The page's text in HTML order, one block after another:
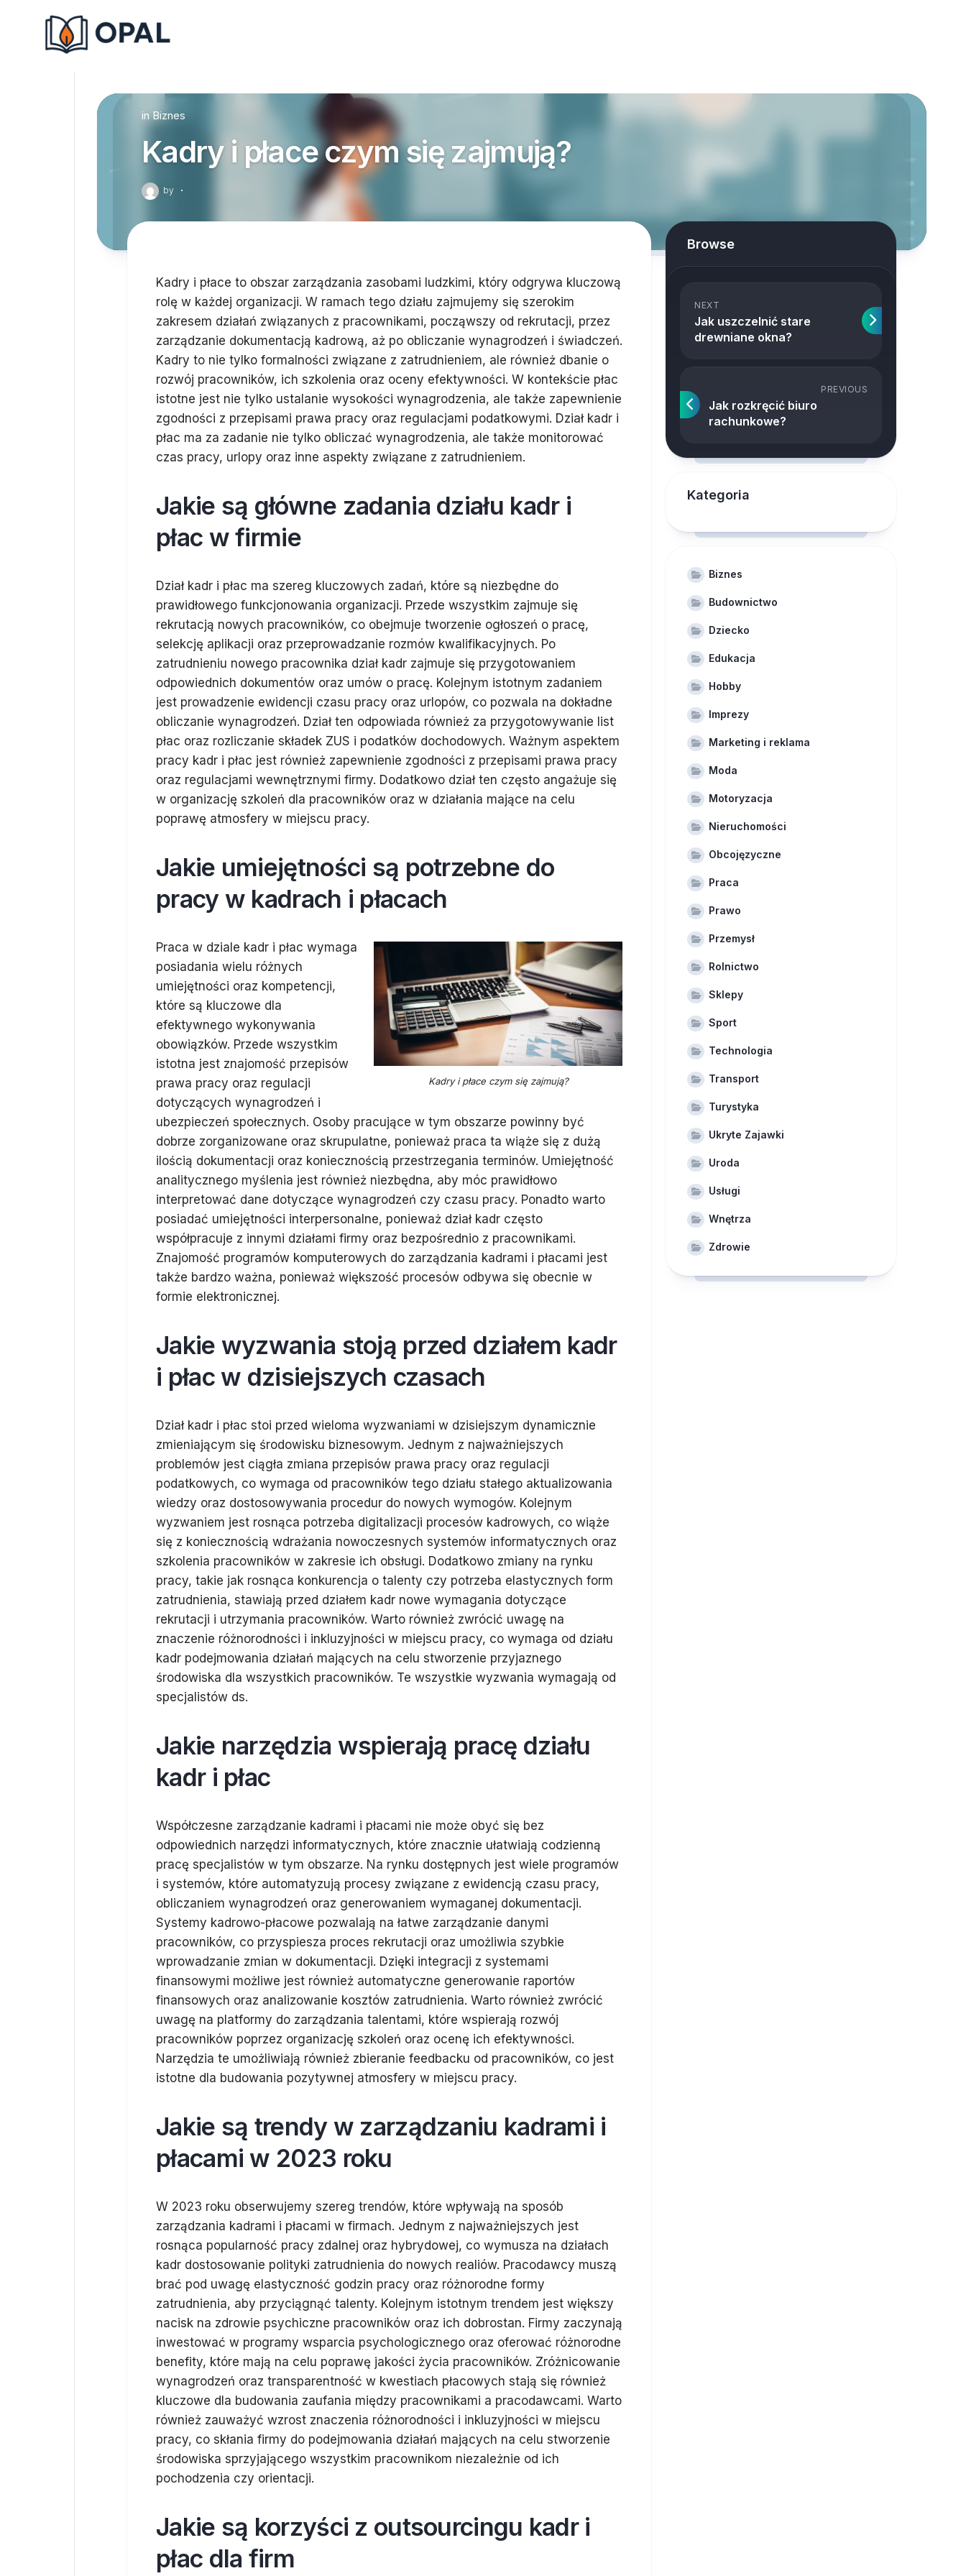
inBiznes
Kadry i płace czym się zajmują?
by ·
Kadry i płace to obszar zarządzania zasobami ludzkimi, który odgrywa kluczową
rolę w każdej organizacji. W ramach tego działu zajmujemy się szerokim
zakresem działań związanych z pracownikami, począwszy od rekrutacji, przez
zarządzanie dokumentacją kadrową, aż po obliczanie wynagrodzeń i świadczeń.
Kadry to nie tylko formalności związane z zatrudnieniem, ale również dbanie o
rozwój pracowników, ich szkolenia oraz oceny efektywności. W kontekście płac
istotne jest nie tylko ustalanie wysokości wynagrodzenia, ale także zapewnienie
zgodności z przepisami prawa pracy oraz regulacjami podatkowymi. Dział kadr i
płac ma za zadanie nie tylko obliczać wynagrodzenia, ale także monitorować
czas pracy, urlopy oraz inne aspekty związane z zatrudnieniem.
Jakie są główne zadania działu kadr i
płac w firmie
Dział kadr i płac ma szereg kluczowych zadań, które są niezbędne do
prawidłowego funkcjonowania organizacji. Przede wszystkim zajmuje się
rekrutacją nowych pracowników, co obejmuje tworzenie ogłoszeń o pracę,
selekcję aplikacji oraz przeprowadzanie rozmów kwalifikacyjnych. Po
zatrudnieniu nowego pracownika dział kadr zajmuje się przygotowaniem
odpowiednich dokumentów oraz umów o pracę. Kolejnym istotnym zadaniem
jest prowadzenie ewidencji czasu pracy oraz urlopów, co pozwala na dokładne
obliczanie wynagrodzeń. Dział ten odpowiada również za przygotowywanie list
płac oraz rozliczanie składek ZUS i podatków dochodowych. Ważnym aspektem
pracy kadr i płac jest również zapewnienie zgodności z przepisami prawa pracy
oraz regulacjami wewnętrznymi firmy. Dodatkowo dział ten często angażuje się
w organizację szkoleń dla pracowników oraz w działania mające na celu
poprawę atmosfery w miejscu pracy.
Jakie umiejętności są potrzebne do
pracy w kadrach i płacach
Kadry i płace czym się zajmują?
Praca w dziale kadr i płac wymaga
posiadania wielu różnych
umiejętności oraz kompetencji,
które są kluczowe dla
efektywnego wykonywania
obowiązków. Przede wszystkim
istotna jest znajomość przepisów
prawa pracy oraz regulacji
dotyczących wynagrodzeń i
ubezpieczeń społecznych. Osoby pracujące w tym obszarze powinny być
dobrze zorganizowane oraz skrupulatne, ponieważ praca ta wiąże się z dużą
ilością dokumentacji oraz koniecznością przestrzegania terminów. Umiejętność
analitycznego myślenia jest również niezbędna, aby móc prawidłowo
interpretować dane dotyczące wynagrodzeń czy czasu pracy. Ponadto warto
posiadać umiejętności interpersonalne, ponieważ dział kadr często
współpracuje z innymi działami firmy oraz bezpośrednio z pracownikami.
Znajomość programów komputerowych do zarządzania kadrami i płacami jest
także bardzo ważna, ponieważ większość procesów odbywa się obecnie w
formie elektronicznej.
Jakie wyzwania stoją przed działem kadr
i płac w dzisiejszych czasach
Dział kadr i płac stoi przed wieloma wyzwaniami w dzisiejszym dynamicznie
zmieniającym się środowisku biznesowym. Jednym z najważniejszych
problemów jest ciągła zmiana przepisów prawa pracy oraz regulacji
podatkowych, co wymaga od pracowników tego działu stałego aktualizowania
wiedzy oraz dostosowywania procedur do nowych wymogów. Kolejnym
wyzwaniem jest rosnąca potrzeba digitalizacji procesów kadrowych, co wiąże
się z koniecznością wdrażania nowoczesnych systemów informatycznych oraz
szkolenia pracowników w zakresie ich obsługi. Dodatkowo zmiany na rynku
pracy, takie jak rosnąca konkurencja o talenty czy potrzeba elastycznych form
zatrudnienia, stawiają przed działem kadr nowe wymagania dotyczące
rekrutacji i utrzymania pracowników. Warto również zwrócić uwagę na
znaczenie różnorodności i inkluzyjności w miejscu pracy, co wymaga od działu
kadr podejmowania działań mających na celu stworzenie przyjaznego
środowiska dla wszystkich pracowników. Te wszystkie wyzwania wymagają od
specjalistów ds.
Jakie narzędzia wspierają pracę działu
kadr i płac
Współczesne zarządzanie kadrami i płacami nie może obyć się bez
odpowiednich narzędzi informatycznych, które znacznie ułatwiają codzienną
pracę specjalistów w tym obszarze. Na rynku dostępnych jest wiele programów
i systemów, które automatyzują procesy związane z ewidencją czasu pracy,
obliczaniem wynagrodzeń oraz generowaniem wymaganej dokumentacji.
Systemy kadrowo-płacowe pozwalają na łatwe zarządzanie danymi
pracowników, co przyspiesza proces rekrutacji oraz umożliwia szybkie
wprowadzanie zmian w dokumentacji. Dzięki integracji z systemami
finansowymi możliwe jest również automatyczne generowanie raportów
finansowych oraz analizowanie kosztów zatrudnienia. Warto również zwrócić
uwagę na platformy do zarządzania talentami, które wspierają rozwój
pracowników poprzez organizację szkoleń oraz ocenę ich efektywności.
Narzędzia te umożliwiają również zbieranie feedbacku od pracowników, co jest
istotne dla budowania pozytywnej atmosfery w miejscu pracy.
Jakie są trendy w zarządzaniu kadrami i
płacami w 2023 roku
W 2023 roku obserwujemy szereg trendów, które wpływają na sposób
zarządzania kadrami i płacami w firmach. Jednym z najważniejszych jest
rosnąca popularność pracy zdalnej oraz hybrydowej, co wymusza na działach
kadr dostosowanie polityki zatrudnienia do nowych realiów. Pracodawcy muszą
brać pod uwagę elastyczność godzin pracy oraz różnorodne formy
zatrudnienia, aby przyciągnąć talenty. Kolejnym istotnym trendem jest większy
nacisk na zdrowie psychiczne pracowników oraz ich dobrostan. Firmy zaczynają
inwestować w programy wsparcia psychologicznego oraz oferować różnorodne
benefity, które mają na celu poprawę jakości życia pracowników. Zróżnicowanie
wynagrodzeń oraz transparentność w kwestiach płacowych stają się również
kluczowe dla budowania zaufania między pracownikami a pracodawcami. Warto
również zauważyć wzrost znaczenia różnorodności i inkluzyjności w miejscu
pracy, co skłania firmy do podejmowania działań mających na celu stworzenie
środowiska sprzyjającego wszystkim pracownikom niezależnie od ich
pochodzenia czy orientacji.
Jakie są korzyści z outsourcingu kadr i
płac dla firm
Browse
NEXT
Jak uszczelnić stare
drewniane okna?
PREVIOUS
Jak rozkręcić biuro
rachunkowe?
Kategoria
Biznes
Budownictwo
Dziecko
Edukacja
Hobby
Imprezy
Marketing i reklama
Moda
Motoryzacja
Nieruchomości
Obcojęzyczne
Praca
Prawo
Przemysł
Rolnictwo
Sklepy
Sport
Technologia
Transport
Turystyka
Ukryte Zajawki
Uroda
Usługi
Wnętrza
Zdrowie